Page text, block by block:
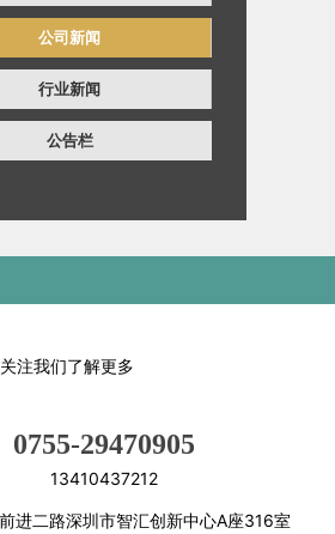
公司新闻
行业新闻
公告栏
关注我们了解更多
0755-29470905
13410437212
进二路深圳市智汇创新中心A座316室